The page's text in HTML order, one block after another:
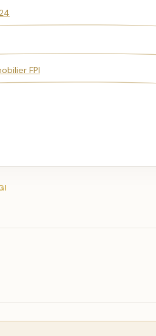
FPI